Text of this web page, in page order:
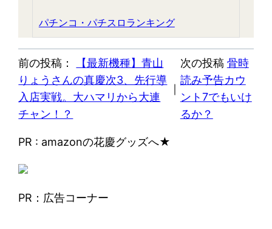
パチンコ・パチスロランキング
前の投稿：
【最新機種】青山
りょうさんの真慶次3、先行導
入店実戦。大ハマリから大連
チャン！？
｜
次の投稿 骨時
読み予告カウ
ント7でもいけ
るか？
PR : amazonの花慶グッズへ★
PR：広告コーナー